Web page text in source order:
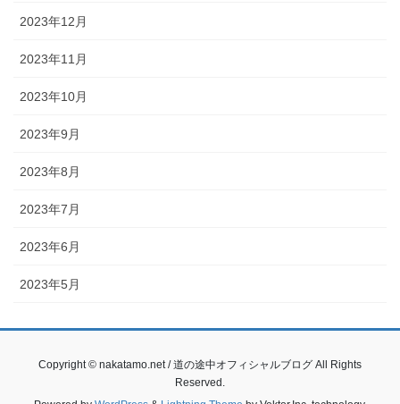
2023年12月
2023年11月
2023年10月
2023年9月
2023年8月
2023年7月
2023年6月
2023年5月
Copyright © nakatamo.net / 道の途中オフィシャルブログ All Rights
Reserved.